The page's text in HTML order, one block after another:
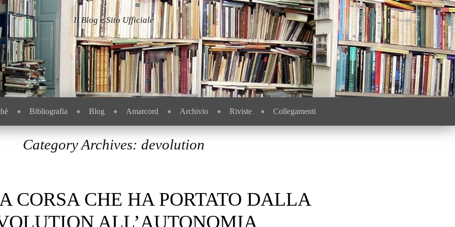
Il Blog e Sito Ufficiale
Bibliografia Blog Amarcord Archivio Riviste Collegamenti
Category Archives: devolution
CORSA CHE HA PORTATO DALLA
ALL’AUTONOMIA